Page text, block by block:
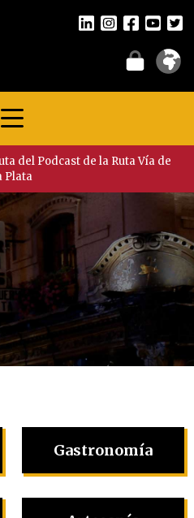
del Podcast de la Ruta Vía de
Plata
Gastronomía